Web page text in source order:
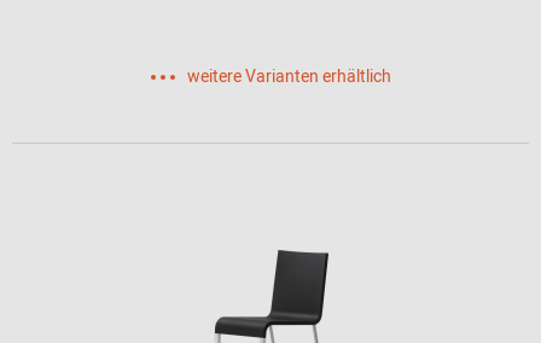
weitere Varianten erhältlich